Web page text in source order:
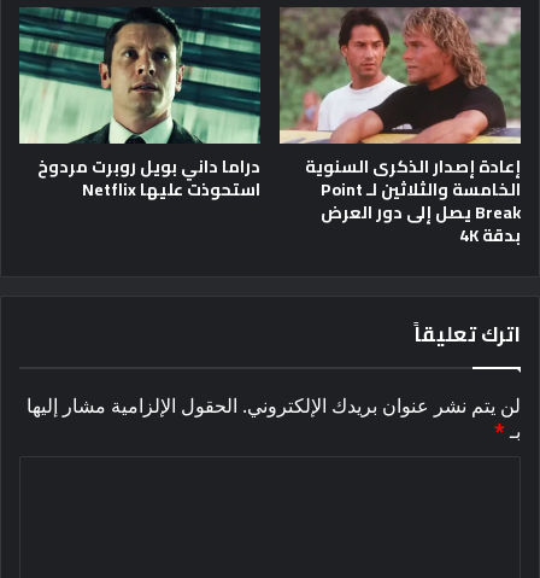
إعادة إصدار الذكرى السنوية
الخامسة والثلاثين لـ Point
Break يصل إلى دور العرض
بدقة 4K
دراما داني بويل روبرت مردوخ
استحوذت عليها Netflix
اترك تعليقاً
لن يتم نشر عنوان بريدك الإلكتروني. الحقول الإلزامية مشار إليها
بـ*